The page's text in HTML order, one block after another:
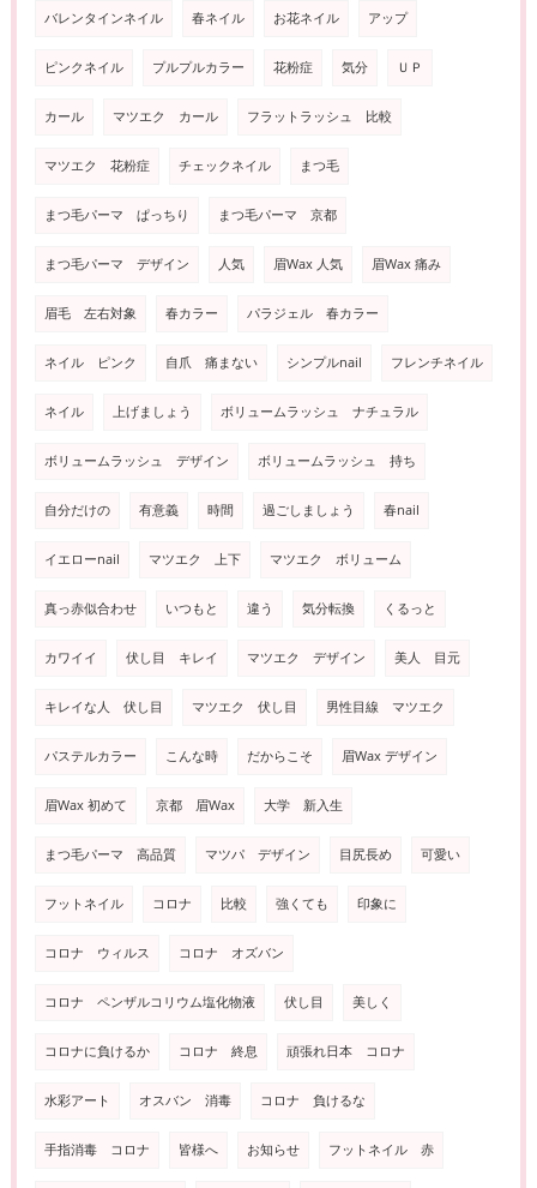
バレンタインネイル 春ネイル お花ネイル アップ
ピンクネイル プルプルカラー 花粉症 気分 ＵＰ
カール マツエク カール フラットラッシュ 比較
マツエク 花粉症 チェックネイル まつ毛
まつ毛パーマ ぱっちり まつ毛パーマ 京都
まつ毛パーマ デザイン 人気 眉Wax 人気 眉Wax 痛み
眉毛 左右対象 春カラー パラジェル 春カラー
ネイル ピンク 自爪 痛まない シンプルnail フレンチネイル
ネイル 上げましょう ボリュームラッシュ ナチュラル
ボリュームラッシュ デザイン ボリュームラッシュ 持ち
自分だけの 有意義 時間 過ごしましょう 春nail
イエローnail マツエク 上下 マツエク ボリューム
真っ赤似合わせ いつもと 違う 気分転換 くるっと
カワイイ 伏し目 キレイ マツエク デザイン 美人 目元
キレイな人 伏し目 マツエク 伏し目 男性目線 マツエク
パステルカラー こんな時 だからこそ 眉Wax デザイン
眉Wax 初めて 京都 眉Wax 大学 新入生
まつ毛パーマ 高品質 マツパ デザイン 目尻長め 可愛い
フットネイル コロナ 比較 強くても 印象に
コロナ ウィルス コロナ オズバン
コロナ ペンザルコリウム塩化物液 伏し目 美しく
コロナに負けるか コロナ 終息 頑張れ日本 コロナ
水彩アート オスバン 消毒 コロナ 負けるな
手指消毒 コロナ 皆様へ お知らせ フットネイル 赤